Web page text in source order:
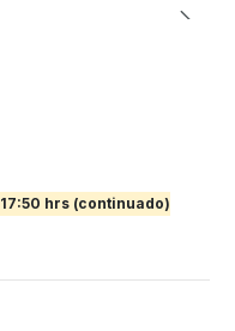
17:50 hrs (continuado)